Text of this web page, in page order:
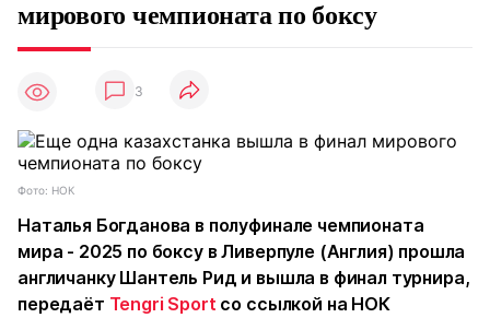
мирового чемпионата по боксу
3
Фото: НОК
Наталья Богданова в полуфинале чемпионата
мира - 2025 по боксу в Ливерпуле (Англия) прошла
англичанку Шантель Рид и вышла в финал турнира,
передаёт Tengri Sport со ссылкой на НОК